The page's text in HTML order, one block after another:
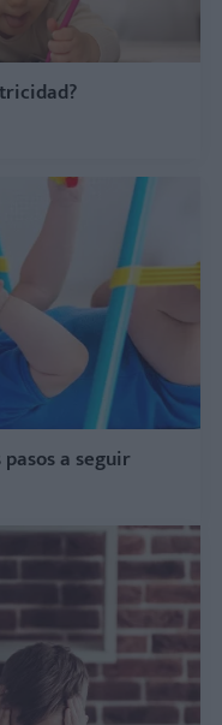
a seguir